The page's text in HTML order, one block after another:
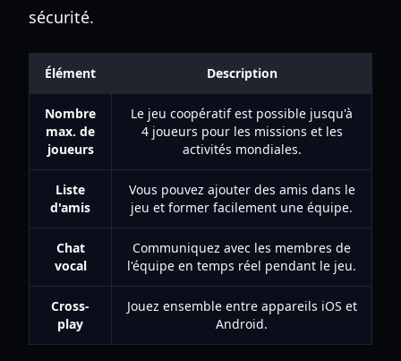
sécurité.
Élément Description
Nombre
max. de
joueurs
Le jeu coopératif est possible jusqu'à
4 joueurs pour les missions et les
activités mondiales.
Liste
d'amis
Vous pouvez ajouter des amis dans le
jeu et former facilement une équipe.
Chat
vocal
Communiquez avec les membres de
l'équipe en temps réel pendant le jeu.
Cross-
play
Jouez ensemble entre appareils iOS et
Android.